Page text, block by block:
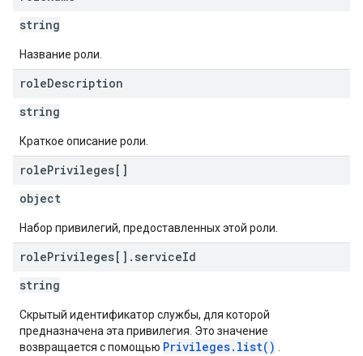
string
Название роли.
roleDescription
string
Краткое описание роли.
rolePrivileges[]
object
Набор привилегий, предоставленных этой роли.
rolePrivileges[] . serviceId
string
Скрытый идентификатор службы, для которой
предназначена эта привилегия. Это значение
возвращается с помощью Privileges.list()